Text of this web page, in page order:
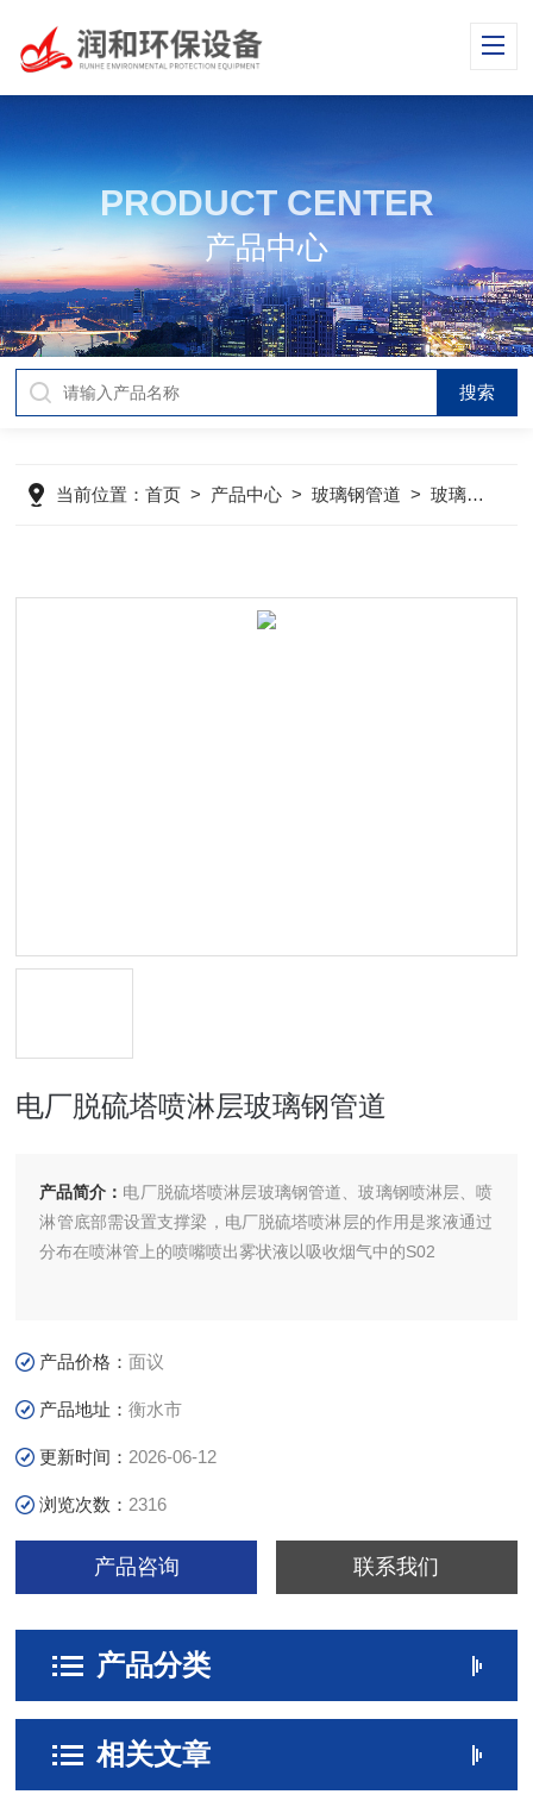
PRODUCT CENTER
产品中心
当前位置：首页 > 产品中心 >玻璃钢管道 >玻璃钢喷淋管
电厂脱硫塔喷淋层玻璃钢管道
产品简介： 电厂脱硫塔喷淋层玻璃钢管道、玻璃钢喷淋层、喷
淋管底部需设置支撑梁，电厂脱硫塔喷淋层的作用是浆液通过
分布在喷淋管上的喷嘴喷出雾状液以吸收烟气中的S02
产品价格：面议
产品地址：衡水市
更新时间： 2026-06-12
浏览次数： 2316
产品咨询 联系我们
产品分类
相关文章